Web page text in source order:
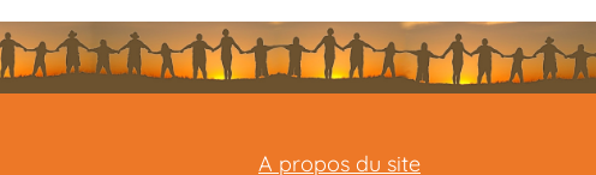
A propos du site